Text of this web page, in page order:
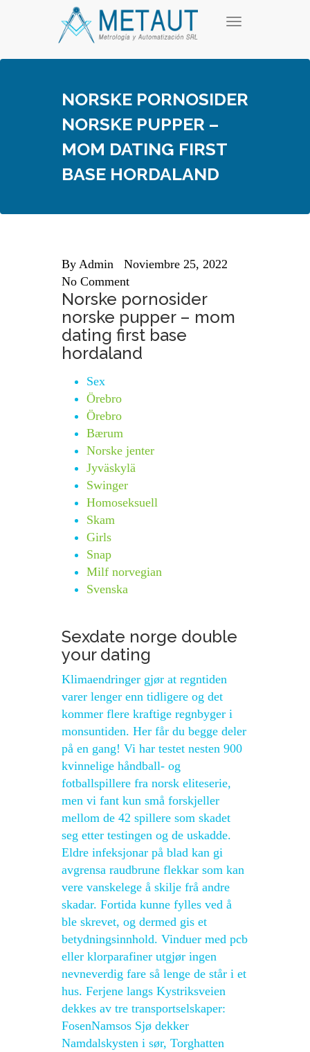
T
g
n
a
NORSKE PORNOSIDER
NORSKE PUPPER –
MOM DATING FIRST
BASE HORDALAND
By Admin
Noviembre 25, 2022
No Comment
Norske pornosider
norske pupper – mom
dating first base
hordaland
Sex
Örebro
Örebro
Bærum
Norske jenter
Jyväskylä
Swinger
Homoseksuell
Skam
Girls
Snap
Milf norvegian
Svenska
Sexdate norge double
your dating
Klimaendringer gjør at regntiden
varer lenger enn tidligere og det
kommer flere kraftige regnbyger i
monsuntiden. Her får du begge deler
på en gang! Vi har testet nesten 900
kvinnelige håndball- og
fotballspillere fra norsk eliteserie,
men vi fant kun små forskjeller
mellom de 42 spillere som skadet
seg etter testingen og de uskadde.
Eldre infeksjonar på blad kan gi
avgrensa raudbrune flekkar som kan
vere vanskelege å skilje frå andre
skadar. Fortida kunne fylles ved å
ble skrevet, og dermed gis et
betydningsinnhold. Vinduer med pcb
eller klorparafiner utgjør ingen
nevneverdig fare så lenge de står i et
hus. Ferjene langs Kystriksveien
dekkes av tre transportselskaper:
FosenNamsos Sjø dekker
Namdalskysten i sør, Torghatten